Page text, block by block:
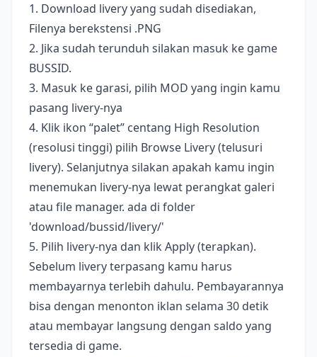
1. Download livery yang sudah disediakan,
Filenya berekstensi .PNG
2. Jika sudah terunduh silakan masuk ke game
BUSSID.
3. Masuk ke garasi, pilih MOD yang ingin kamu
pasang livery-nya
4. Klik ikon “palet” centang High Resolution
(resolusi tinggi) pilih Browse Livery (telusuri
livery). Selanjutnya silakan apakah kamu ingin
menemukan livery-nya lewat perangkat galeri
atau file manager. ada di folder
'download/bussid/livery/'
5. Pilih livery-nya dan klik Apply (terapkan).
Sebelum livery terpasang kamu harus
membayarnya terlebih dahulu. Pembayarannya
bisa dengan menonton iklan selama 30 detik
atau membayar langsung dengan saldo yang
tersedia di game.